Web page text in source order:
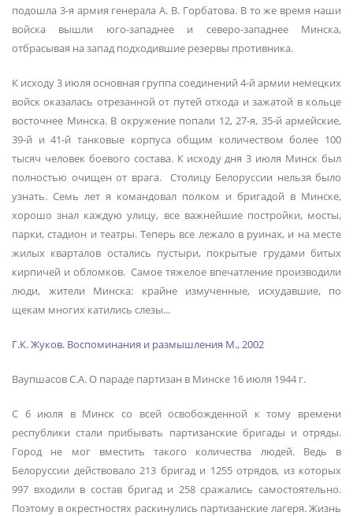
подошла 3-я армия генерала А. В. Горбатова. В то же время наши
войска вышли юго-западнее и северо-западнее Минска,
отбрасывая на запад подходившие резервы противника.
К исходу 3 июля основная группа соединений 4-й армии немецких
войск оказалась отрезанной от путей отхода и зажатой в кольце
восточнее Минска. В окружение попали 12, 27-я, 35-й армейские,
39-й и 41-й танковые корпуса общим количеством более 100
тысяч человек боевого состава. К исходу дня 3 июля Минск был
полностью очищен от врага. Столицу Белоруссии нельзя было
узнать. Семь лет я командовал полком и бригадой в Минске,
хорошо знал каждую улицу, все важнейшие постройки, мосты,
парки, стадион и театры. Теперь все лежало в руинах, и на месте
жилых кварталов остались пустыри, покрытые грудами битых
кирпичей и обломков. Самое тяжелое впечатление производили
люди, жители Минска: крайне измученные, исхудавшие, по
щекам многих катились слезы...
Г.К. Жуков. Воспоминания и размышления М., 2002
Ваупшасов С.А. О параде партизан в Минске 16 июля 1944 г.
С 6 июля в Минск со всей освобожденной к тому времени
республики стали прибывать партизанские бригады и отряды.
Город не мог вместить такого количества людей. Ведь в
Белоруссии действовало 213 бригад и 1255 отрядов, из которых
997 входили в состав бригад и 258 сражались самостоятельно.
Поэтому в окрестностях раскинулись партизанские лагеря. Жизнь